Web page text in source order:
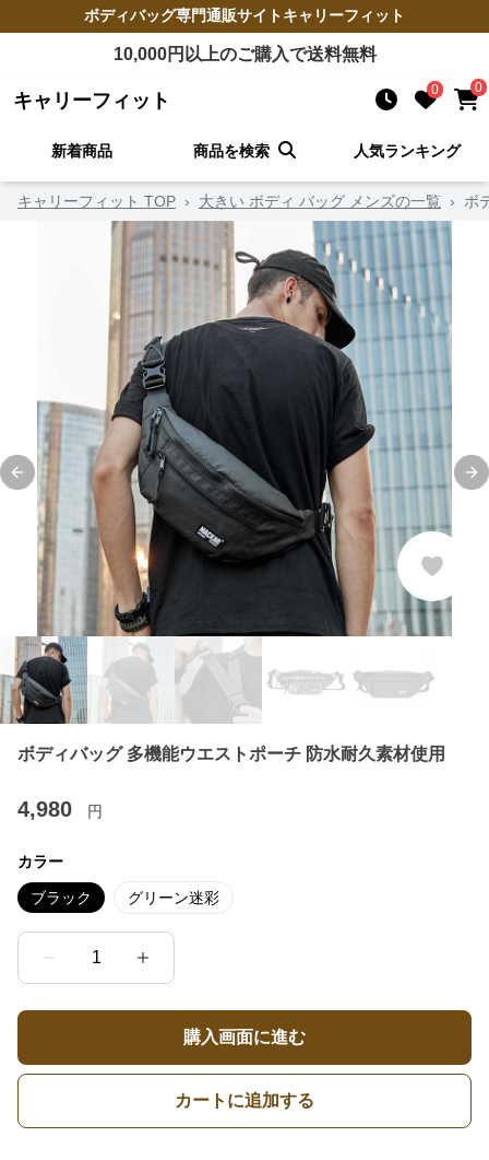
ボディバッグ専門通販サイトキャリーフィット
10,000円以上のご購入で送料無料
キャリーフィット 0 0
新着商品 商品を検索 人気ランキング
キャリーフィット TOP › 大きい ボディ バッグ メンズの一覧 › ボ
Previous slide
ボディバッグ 多機能ウエストポーチ 防水耐久素材使用
4,980 円
カラー
ブラック グリーン迷彩
1
購入画面に進む
カートに追加する